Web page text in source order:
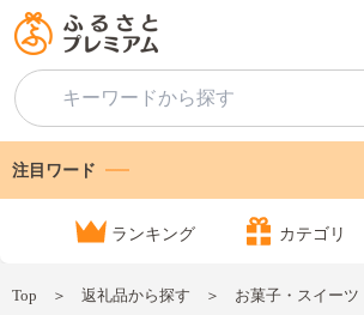
注目ワード
ランキング カテゴリ
Top 返礼品から探す お菓子・スイーツ